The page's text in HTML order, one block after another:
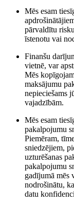
Mēs esam
pārvaldītu
īstenotu vai
Finanšu
vietnē, var
Mēs
maksājumu
nepieciešams
vajadzībām.
Mēs esam
pakalpojumu
Piemēram,
sniedzējiem,
uzturēšanas
pakalpojumu
gadījumā mēs
nodrošinātu,
datu